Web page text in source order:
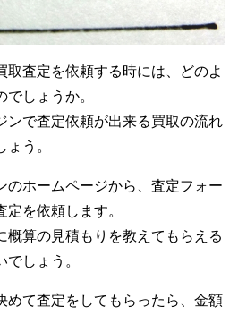
取査定を依頼する時には、どのよ
しょうか。
ンで査定依頼が出来る買取の流れ
う。
のホームページから、査定フォー
を依頼します。
概算の見積もりを教えてもらえる
しょう。
めて査定をしてもらったら、金額